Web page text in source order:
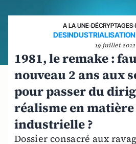
A LA UNE›DÉCRYPTAGES›
19 juillet 2012
1981, le remake :
nouveau 2 ans aux
pour passer du
réalisme en
industrielle ?
Dossier consacré aux